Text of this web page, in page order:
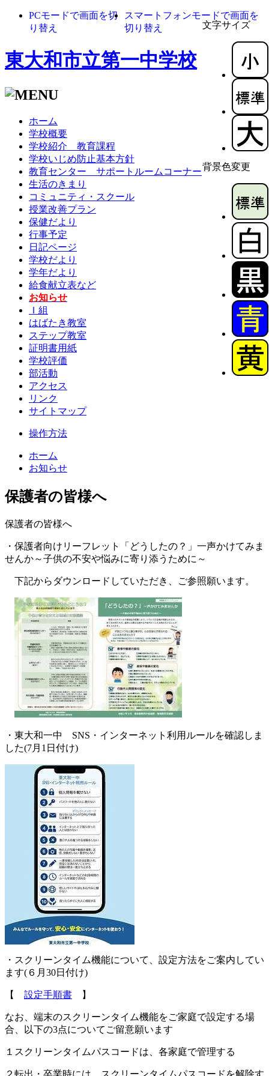
文字サイズ
背景色変更
PCモードで画面を切
り替え
スマートフォンモードで画面を
切り替え
東大和市立第一中学校
ホーム
学校概要
学校紹介 教育課程
学校いじめ防止基本方針
教育センター サポートルームコーナー
生活のきまり
コミュニティ・スクール
授業改善プラン
保健だより
行事予定
日記ページ
学校だより
学年だより
給食献立表など
お知らせ
Ｉ組
はばたき教室
ステップ教室
証明書用紙
学校評価
部活動
アクセス
リンク
サイトマップ
操作方法
ホーム
お知らせ
保護者の皆様へ
保護者の皆様へ
・保護者向けリーフレット「どうしたの？」一声かけてみま
せんか～子供の不安や悩みに寄り添うために～
下記からダウンロードしていただき、ご参照願います。
・東大和一中 SNS・インターネット利用ルールを確認しま
した(7月1日付け)
・スクリーンタイム機能について、設定方法をご案内してい
ます(６月30日付け)
【 設定手順書 】
なお、端末のスクリーンタイム機能をご家庭で設定する場
合、以下の3点についてご留意願います
１スクリーンタイムパスコードは、各家庭で管理する
２転出・卒業時には、スクリーンタイムパスコードを解除す